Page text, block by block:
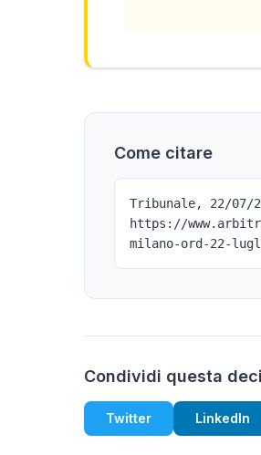
Come citare
Tribunale, 22/
https://
milano-ord-22-
Condividi questa
Twitter LinkedIn